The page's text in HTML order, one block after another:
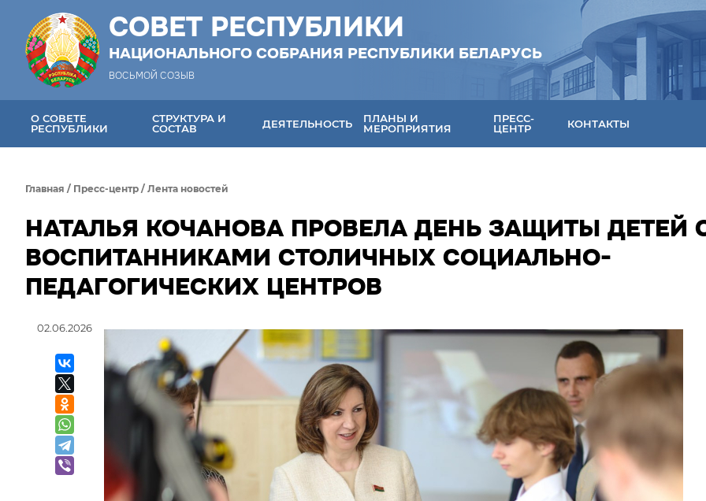
СОВЕТ РЕСПУБЛИКИ
НАЦИОНАЛЬНОГО СОБРАНИЯ РЕСПУБЛИКИ БЕЛАРУСЬ
ВОСЬМОЙ СОЗЫВ
О СОВЕТЕ
РЕСПУБЛИКИ
СТРУКТУРА И
СОСТАВ
ДЕЯТЕЛЬНОСТЬ
ПЛАНЫ И
МЕРОПРИЯТИЯ
ПРЕСС-
ЦЕНТР
КОНТАКТЫ
Главная / Пресс-центр / Лента новостей
НАТАЛЬЯ КОЧАНОВА ПРОВЕЛА ДЕНЬ ЗАЩИТЫ ДЕТЕЙ
ВОСПИТАННИКАМИ СТОЛИЧНЫХ СОЦИАЛЬНО-
ПЕДАГОГИЧЕСКИХ ЦЕНТРОВ
02.06.2026